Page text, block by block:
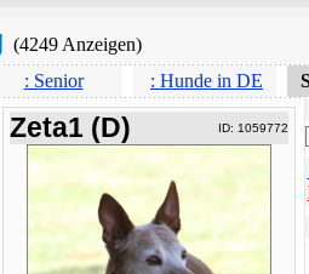
(4249 Anzeigen)
: Senior : Hunde in DE
Zeta1 (D) ID: 1059772